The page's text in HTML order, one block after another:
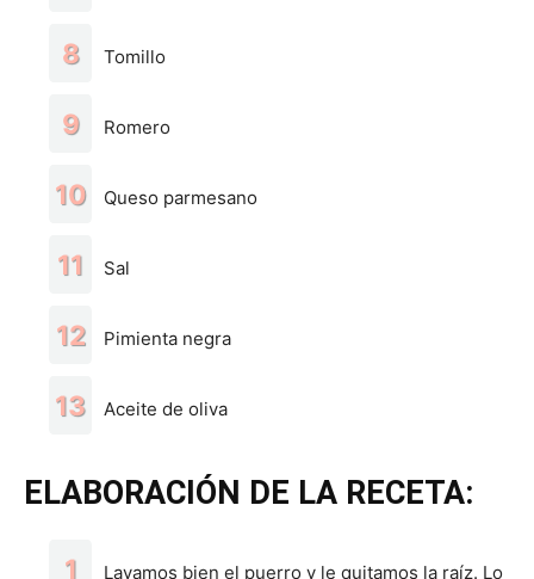
Tomillo
Romero
Queso parmesano
Sal
Pimienta negra
Aceite de oliva
ELABORACIÓN DE LA RECETA:
Lavamos bien el puerro y le quitamos la raíz. Lo